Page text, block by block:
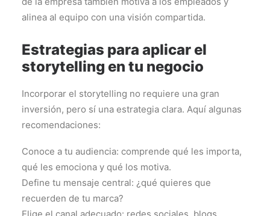
alinea al equipo con una visión compartida.
Estrategias para aplicar el
storytelling en tu negocio
Incorporar el storytelling no requiere una gran
inversión, pero sí una estrategia clara. Aquí algunas
recomendaciones:
Conoce a tu audiencia: comprende qué les importa,
qué les emociona y qué los motiva.
Define tu mensaje central: ¿qué quieres que
recuerden de tu marca?